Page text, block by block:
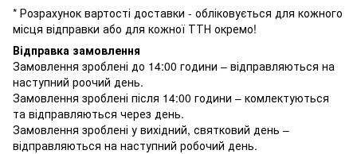
* Розрахунок вартості доставки - обліковується для кожного
місця відправки або для кожної ТТН окремо!
Відправка замовлення
Замовлення зроблені до 14:00 години – відправляються на
наступний роочий день.
Замовлення зроблені після 14:00 години – комлектуються
та відправляються через день.
Замовлення зроблені у вихідний, святковий день –
відправляються на наступний робочий день.